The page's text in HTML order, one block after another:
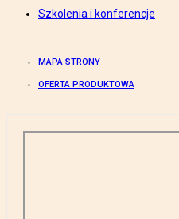
Szkolenia i konferencje
MAPA STRONY
OFERTA PRODUKTOWA